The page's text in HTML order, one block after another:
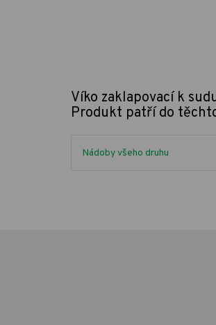
Víko zaklapovací k
Produkt patří do
Nádoby všeho druhu